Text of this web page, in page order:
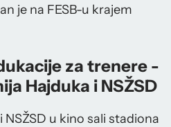
je na FESB-u krajem
za trenere -
Hajduka i NSŽSD
NSŽSD u kino sali stadiona